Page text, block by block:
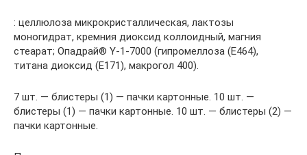
: целлюлоза микрокристаллическая, лактозы
моногидрат, кремния диоксид коллоидный, магния
стеарат; Опадрай® Y-1-7000 (гипромеллоза (Е464),
титана диоксид (Е171), макрогол 400).
7 шт. — блистеры (1) — пачки картонные. 10 шт. —
блистеры (1) — пачки картонные. 10 шт. — блистеры (2) —
пачки картонные.